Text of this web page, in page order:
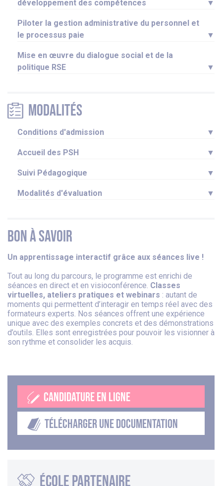
développement des compétences
▼
Piloter la gestion administrative du personnel et
le processus paie
▼
Mise en œuvre du dialogue social et de la
politique RSE
▼
Modalités
Conditions d'admission ▼
Accueil des PSH ▼
Suivi Pédagogique ▼
Modalités d'évaluation ▼
Bon à savoir
Un apprentissage interactif grâce aux séances live !
Tout au long du parcours, le programme est enrichi de
séances en direct et en visioconférence. Classes
virtuelles, ateliers pratiques et webinars : autant de
moments qui permettent d’interagir en temps réel avec des
formateurs experts. Nos séances offrent une expérience
unique avec des exemples concrets et des démonstrations
d’outils. Elles sont enregistrées pour pouvoir les visionner à
son rythme et consolider les acquis.
CANDIDATURE EN LIGNE
TÉLÉCHARGER UNE DOCUMENTATION
école partenaire